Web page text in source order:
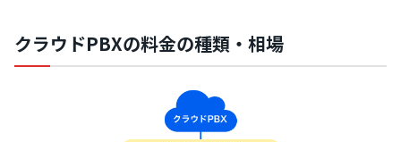
クラウドPBXの料金の種類・相場